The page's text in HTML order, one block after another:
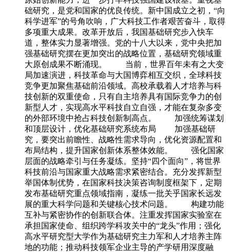
础研究，是党和国家的优良传统。新中国成立之初，“向
科学进军”的号角吹响，广大科技工作者艰苦奋斗，取得
多项重大成果。改革开放后，我国基础研究步入快车
道，整体实力显著增强。党的十八大以来，党中央把加
强基础研究摆在更加突出的战略位置，基础研究领域重
大原创成果不断涌现。 当前，世界百年未有之大变
局加速演进，科技革命与大国博弈相互交织，全球科技
竞争更加聚焦基础前沿领域。高校承载着人才培养与科
技创新的双重使命，只有自主培养具有国际竞争力的创
新型人才，实现高水平科技自立自强，才能在复杂多变
的外部环境中抢占科技创新制高点。 加强统筹谋划
和顶层设计，优化基础研究系统布局 加强基础研
究，要突出前瞻性、战略性需求导向，优化资源配置和
布局结构，提升国家创新体系整体效能。 强化国家
层面的战略牵引与任务凝练。坚持“四个面向”，将世界
科技前沿与国家重大战略需求紧密结合。充分发挥新型
举国体制优势，在国家科技决策咨询制度框架下，定期
发布基础研究重点领域指南，凝练一批关乎国家长远发
展的重大科学问题和关键核心技术问题。 构建功能
互补与紧密协作的创新联合体。注重发挥国家实验室在
承担国家使命、组织跨学科攻关中的“龙头”作用；强化
高水平研究型大学作为基础研究主力军和人才培养主阵
地的功能；推动科技领军企业主导的产学研用深度融